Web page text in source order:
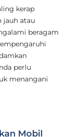
kerap
jauh atau
beragam
perlu
menangani
Mobil